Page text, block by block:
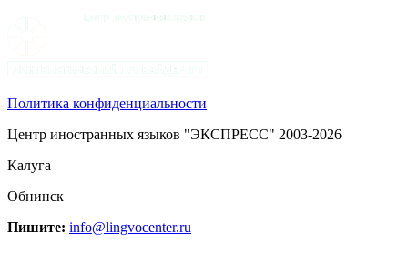
Политика конфиденциальности
Центр иностранных языков "ЭКСПРЕСС" 2003-2026
Калуга
Обнинск
Пишите: info@lingvocenter.ru